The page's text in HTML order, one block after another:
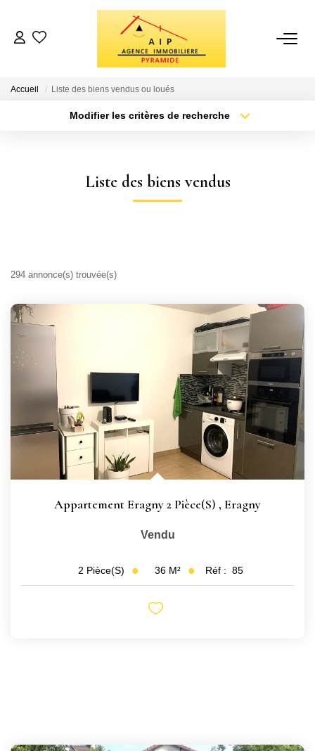
VENTES
BIENS VENDUS
NOTRE AGENCE
Accueil Liste des biens vendus ou loués
Modifier les critères de recherche
Liste des biens vendus
294 annonce(s) trouvée(s)
Appartement Eragny 2 Pièce(s) , Eragny
Vendu
2 Pièce(s) 36 M² Réf : 85